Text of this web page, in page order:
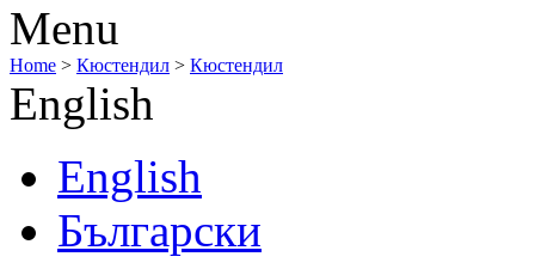
Menu
Home > Кюстендил > Кюстендил
English
English
Български